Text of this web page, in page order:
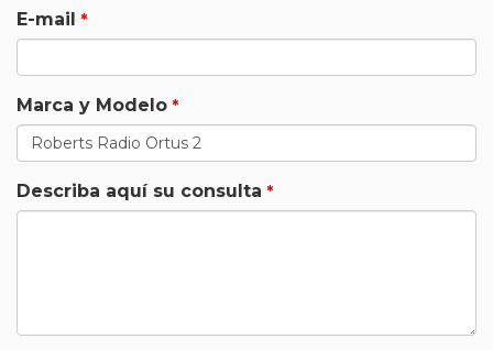
E-mail
Marca y Modelo
Describa aquí su consulta